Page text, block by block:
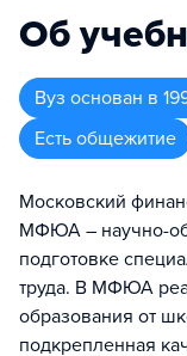
Об
Вуз основан в
Есть общежитие
Московский
МФЮА – научно-
подготовке
труда. В МФЮА
образования от
подкрепленная